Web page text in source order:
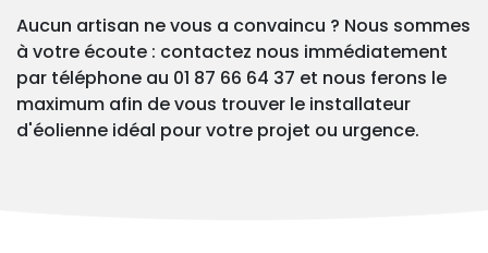
Aucun artisan ne vous a convaincu ? Nous sommes
à votre écoute : contactez nous immédiatement
par téléphone au 01 87 66 64 37 et nous ferons le
maximum afin de vous trouver le installateur
d'éolienne idéal pour votre projet ou urgence.